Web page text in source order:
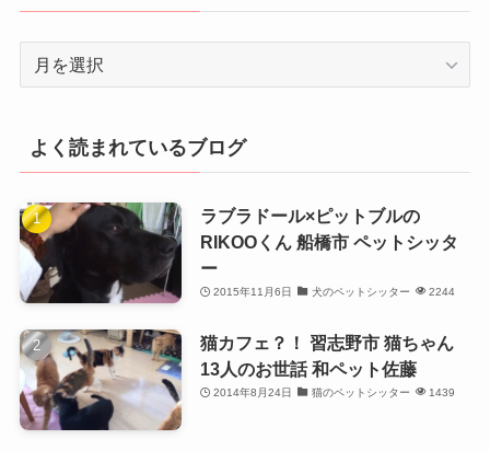
よく読まれているブログ
ラブラドール×ピットブルの
RIKOOくん 船橋市 ペットシッタ
ー
2015年11月6日 犬のペットシッター 2244
猫カフェ？！ 習志野市 猫ちゃん
13人のお世話 和ペット佐藤
2014年8月24日 猫のペットシッター 1439